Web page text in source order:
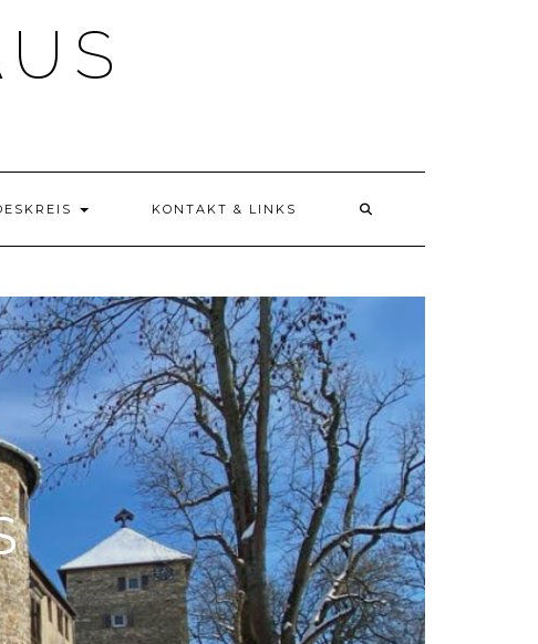
KONTAKT & LINKS